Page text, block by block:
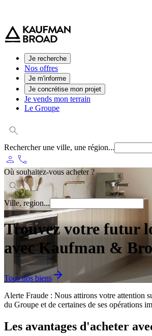
Je recherche
Nos offres
Je m'informe
Je concrétise mon projet
Je vends mon terrain
Le Groupe
Rechercher une ville, une région...
person phone
Où souhaitez-vous acheter ?
Ville, region...
Trouvez votre futur
avec Kaufman &
Tous nos biens
Alerte Fraude : Nous attirons votre attention
du Groupe et de certaines de ses opérations
Les avantages d'acheter